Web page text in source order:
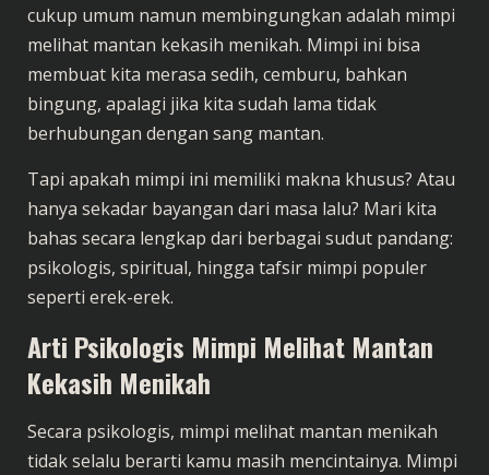
cukup umum namun membingungkan adalah mimpi
melihat mantan kekasih menikah. Mimpi ini bisa
membuat kita merasa sedih, cemburu, bahkan
bingung, apalagi jika kita sudah lama tidak
berhubungan dengan sang mantan.
Tapi apakah mimpi ini memiliki makna khusus? Atau
hanya sekadar bayangan dari masa lalu? Mari kita
bahas secara lengkap dari berbagai sudut pandang:
psikologis, spiritual, hingga tafsir mimpi populer
seperti erek-erek.
Arti Psikologis Mimpi Melihat Mantan
Kekasih Menikah
Secara psikologis, mimpi melihat mantan menikah
tidak selalu berarti kamu masih mencintainya. Mimpi